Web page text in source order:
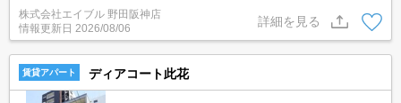
株式会社エイブル 野田阪神店
情報更新日 2026/08/06
詳細を見る
賃貸アパート ディアコート此花